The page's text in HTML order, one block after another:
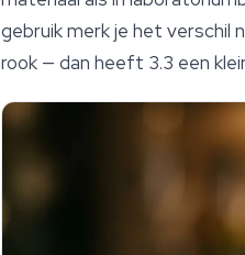
gebruik merk je het verschil
rook — dan heeft 3.3 een